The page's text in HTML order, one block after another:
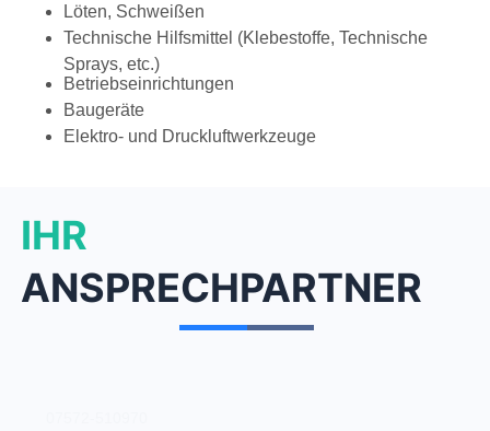
Löten, Schweißen
Technische Hilfsmittel (Klebestoffe, Technische
Sprays, etc.)
Betriebseinrichtungen
Baugeräte
Elektro- und Druckluftwerkzeuge
IHR
ANSPRECHPARTNER